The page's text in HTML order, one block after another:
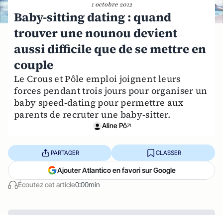
1 octobre 2012
Baby-sitting dating : quand
trouver une nounou devient
aussi difficile que de se mettre en
couple
Le Crous et Pôle emploi joignent leurs
forces pendant trois jours pour organiser un
baby speed-dating pour permettre aux
parents de recruter une baby-sitter.
Aline Pô
Écoutez cet article0:00min
PARTAGER CLASSER
Ajouter Atlantico en favori sur Google